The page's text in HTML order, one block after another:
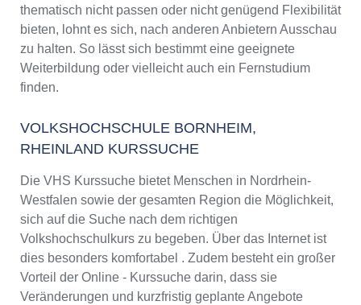
thematisch nicht passen oder nicht genügend Flexibilität
bieten, lohnt es sich, nach anderen Anbietern Ausschau
zu halten. So lässt sich bestimmt eine geeignete
Weiterbildung oder vielleicht auch ein Fernstudium
finden.
VOLKSHOCHSCHULE BORNHEIM,
RHEINLAND KURSSUCHE
Die VHS Kurssuche bietet Menschen in Nordrhein-
Westfalen sowie der gesamten Region die Möglichkeit,
sich auf die Suche nach dem richtigen
Volkshochschulkurs zu begeben. Über das Internet ist
dies besonders komfortabel . Zudem besteht ein großer
Vorteil der Online - Kurssuche darin, dass sie
Veränderungen und kurzfristig geplante Angebote